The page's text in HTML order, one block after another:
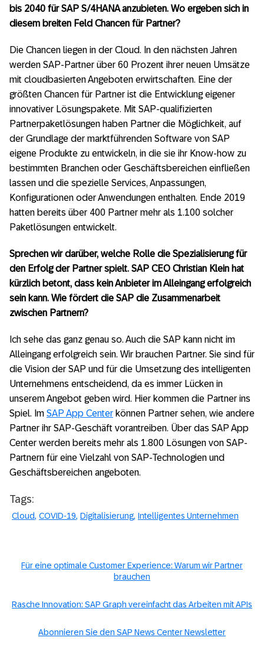
bis 2040 für SAP S/4HANA anzubieten. Wo ergeben sich in
diesem breiten Feld Chancen für Partner?
Die Chancen liegen in der Cloud. In den nächsten Jahren
werden SAP-Partner über 60 Prozent ihrer neuen Umsätze
mit cloudbasierten Angeboten erwirtschaften. Eine der
größten Chancen für Partner ist die Entwicklung eigener
innovativer Lösungspakete. Mit SAP-qualifizierten
Partnerpaketlösungen haben Partner die Möglichkeit, auf
der Grundlage der marktführenden Software von SAP
eigene Produkte zu entwickeln, in die sie ihr Know-how zu
bestimmten Branchen oder Geschäftsbereichen einfließen
lassen und die spezielle Services, Anpassungen,
Konfigurationen oder Anwendungen enthalten. Ende 2019
hatten bereits über 400 Partner mehr als 1.100 solcher
Paketlösungen entwickelt.
Sprechen wir darüber, welche Rolle die Spezialisierung für
den Erfolg der Partner spielt. SAP CEO Christian Klein hat
kürzlich betont, dass kein Anbieter im Alleingang erfolgreich
sein kann. Wie fördert die SAP die Zusammenarbeit
zwischen Partnern?
Ich sehe das ganz genau so. Auch die SAP kann nicht im
Alleingang erfolgreich sein. Wir brauchen Partner. Sie sind für
die Vision der SAP und für die Umsetzung des intelligenten
Unternehmens entscheidend, da es immer Lücken in
unserem Angebot geben wird. Hier kommen die Partner ins
Spiel. Im SAP App Center können Partner sehen, wie andere
Partner ihr SAP-Geschäft vorantreiben. Über das SAP App
Center werden bereits mehr als 1.800 Lösungen von SAP-
Partnern für eine Vielzahl von SAP-Technologien und
Geschäftsbereichen angeboten.
Tags:
Cloud COVID-19 Digitalisierung Intelligentes Unternehmen
Für eine optimale Customer Experience: Warum wir Partner
brauchen
Rasche Innovation: SAP Graph vereinfacht das Arbeiten mit APIs
Abonnieren Sie den SAP News Center Newsletter